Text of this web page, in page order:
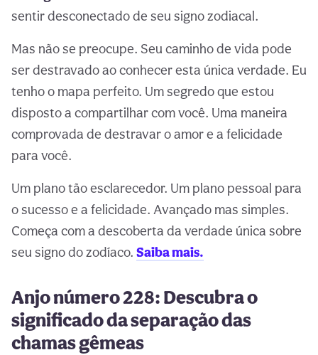
sentir desconectado de seu signo zodiacal.
Mas não se preocupe. Seu caminho de vida pode
ser destravado ao conhecer esta única verdade. Eu
tenho o mapa perfeito. Um segredo que estou
disposto a compartilhar com você. Uma maneira
comprovada de destravar o amor e a felicidade
para você.
Um plano tão esclarecedor. Um plano pessoal para
o sucesso e a felicidade. Avançado mas simples.
Começa com a descoberta da verdade única sobre
seu signo do zodíaco. Saiba mais.
Anjo número 228: Descubra o
significado da separação das
chamas gêmeas